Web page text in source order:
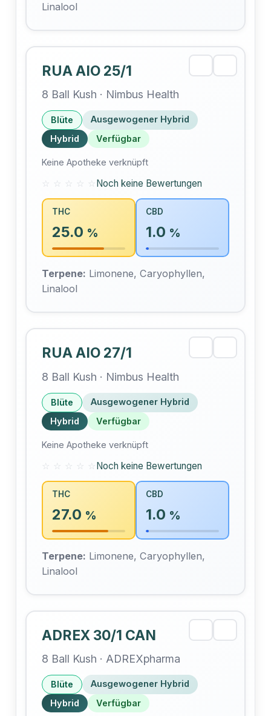
Linalool
RUA AIO 25/1
8 Ball Kush · Nimbus Health
Blüte
Ausgewogener Hybrid
Hybrid
Verfügbar
Keine Apotheke verknüpft
☆ ☆ ☆ ☆ ☆ Noch keine Bewertungen
THC
25.0 %
CBD
1.0 %
Terpene: Limonene, Caryophyllen,
Linalool
RUA AIO 27/1
8 Ball Kush · Nimbus Health
Blüte
Ausgewogener Hybrid
Hybrid
Verfügbar
Keine Apotheke verknüpft
☆ ☆ ☆ ☆ ☆Noch keine Bewertungen
THC
27.0 %
CBD
1.0 %
Terpene: Limonene, Caryophyllen,
Linalool
ADREX 30/1 CAN
8 Ball Kush · ADREXpharma
Blüte
Ausgewogener Hybrid
Hybrid
Verfügbar